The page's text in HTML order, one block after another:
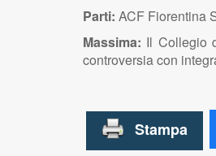
Parti: ACF Fiorentina
Massima: Il Collegio
controversia con